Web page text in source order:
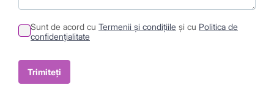
Sumit
Container
Sunt de acord cu Termenii și condițiile și cu Politica de
confidențialitate
Trimiteți